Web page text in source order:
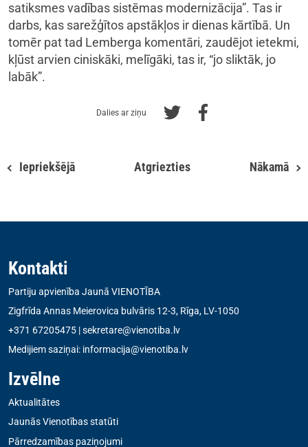
satiksmes vadības sistēmas modernizācija”. Tas ir
darbs, kas sarežģītos apstākļos ir dienas kārtībā. Un
tomēr pat tad Lemberga komentāri, zaudējot ietekmi,
kļūst arvien ciniskāki, melīgāki, tas ir, “jo sliktāk, jo
labāk”.
Dalies ar ziņu
Iepriekšējā Atgriezties Nākamā
Kontakti
Partiju apvienība Jaunā VIENOTĪBA
Zigfrīda Annas Meierovica bulvāris 12-3, Rīga, LV-1050
+371 67205475 |sekretare@vienotiba.lv
Medijiem saziņai: informacija@vienotiba.lv
Izvēlne
Aktualitātes
Jaunās Vienotības statūti
Pārredzamības paziņojumi